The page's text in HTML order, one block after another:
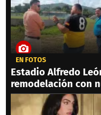
EN FOTOS
Estadio Alfredo
remodelación con